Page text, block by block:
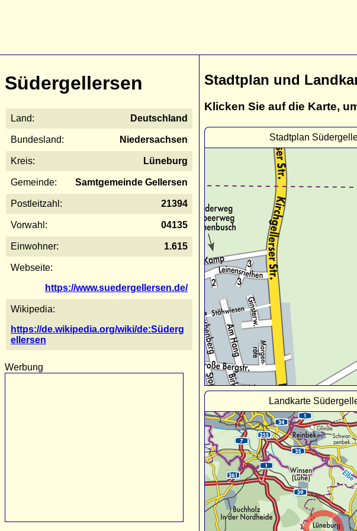
Südergellersen
Land: Deutschland
Bundesland: Niedersachsen
Kreis: Lüneburg
Gemeinde: Samtgemeinde Gellersen
Postleitzahl: 21394
Vorwahl: 04135
Einwohner: 1.615
Webseite:
https://www.suedergellersen.de/
Wikipedia:
https://de.wikipedia.org/wiki/de:Süderg
ellersen
Werbung
Stadtplan und
Klicken Sie auf die Karte,
Stadtplan
Landkarte